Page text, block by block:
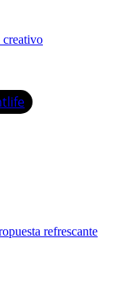
creativo
refrescante